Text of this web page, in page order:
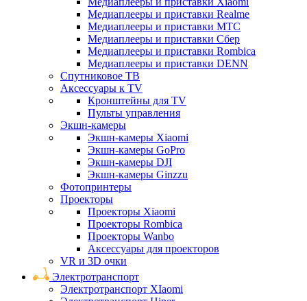
Медиаплееры и приставки Realme
Медиаплееры и приставки МТС
Медиаплееры и приставки Сбер
Медиаплееры и приставки Rombica
Медиаплееры и приставки DENN
Спутниковое ТВ
Аксессуары к TV
Кронштейны для TV
Пульты управления
Экшн-камеры
Экшн-камеры Xiaomi
Экшн-камеры GoPro
Экшн-камеры DJI
Экшн-камеры Ginzzu
Фотопринтеры
Проекторы
Проекторы Xiaomi
Проекторы Rombica
Проекторы Wanbo
Аксессуары для проекторов
VR и 3D очки
Электротранспорт
Электротранспорт XIaomi